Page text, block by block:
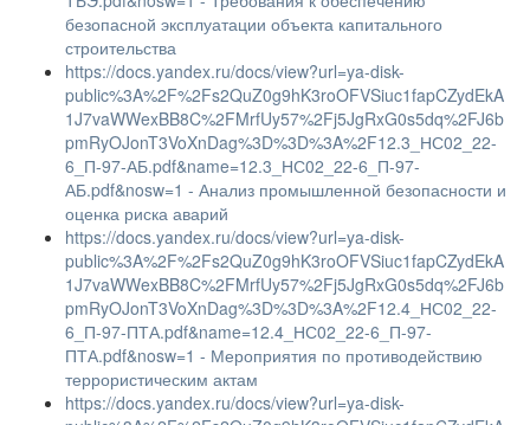
безопасной эксплуатации объекта капитального
строительства
https://docs.yandex.ru/docs/view?url=ya-disk-
public%3A%2F%2Fs2QuZ0g9hK3roOFVSiuc1fapCZydEkA
1J7vaWWexBB8C%2FMrfUy57%2Fj5JgRxG0s5dq%2FJ6b
pmRyOJonT3VoXnDag%3D%3D%3A%2F12.3_НС02_22-
6_П-97-АБ.pdf&name=12.3_НС02_22-6_П-97-
АБ.pdf&nosw=1 - Анализ промышленной безопасности и
оценка риска аварий
https://docs.yandex.ru/docs/view?url=ya-disk-
public%3A%2F%2Fs2QuZ0g9hK3roOFVSiuc1fapCZydEkA
1J7vaWWexBB8C%2FMrfUy57%2Fj5JgRxG0s5dq%2FJ6b
pmRyOJonT3VoXnDag%3D%3D%3A%2F12.4_НС02_22-
6_П-97-ПТА.pdf&name=12.4_НС02_22-6_П-97-
ПТА.pdf&nosw=1 - Мероприятия по противодействию
террористическим актам
https://docs.yandex.ru/docs/view?url=ya-disk-